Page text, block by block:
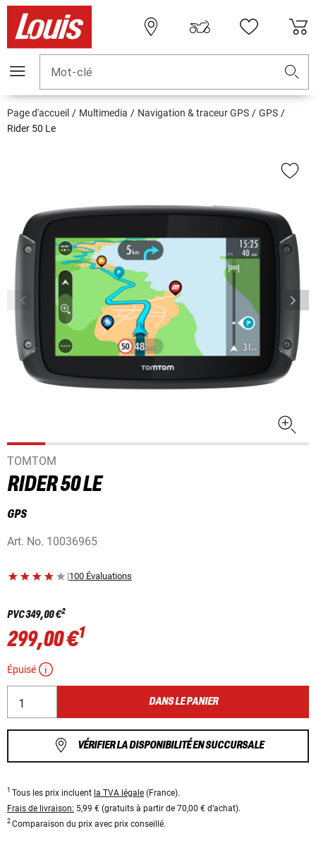
Mot-clé
Page d'accueil Multimedia Navigation & traceur GPS
GPS
Rider 50 Le
TOMTOM
RIDER 50 LE
GPS
Art. No. 10036965
|100 Évaluations
PVC349,00 €2
299,00 €1
Épuisé
DANS LE PANIER
VÉRIFIER LA DISPONIBILITÉ EN SUCCURSALE
1 Tous les prix incluent la TVA légale (France).
Frais de livraison: 5,99 € (gratuits à partir de 70,00 € d’achat).
2 Comparaison du prix avec prix conseillé.